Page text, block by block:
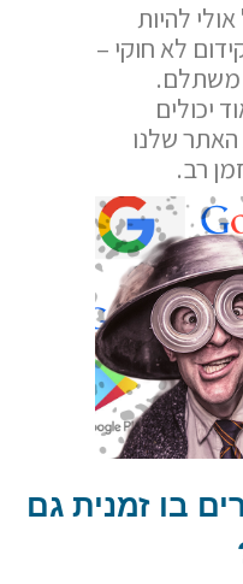
להיות
לא חוקי –
משתלם.
יכולים
שלנו
רב.
בו זמנית גם